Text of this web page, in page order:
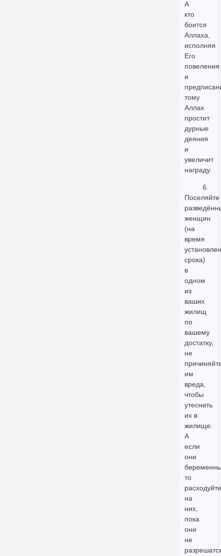
А
кто
боится
Аллаха,
исполняя
Его
повеления
и
тому
Аллах
простит
дурные
деяния
и
увеличит
награду.
6.
Поселяйте
женщин
(на
время
срока)
в
одном
из
ваших
жилищ
по
вашему
достатку,
не
им
вреда,
чтобы
утеснить
их в
жилище.
А
если
они
то
расходуйте
на
них,
пока
они
не